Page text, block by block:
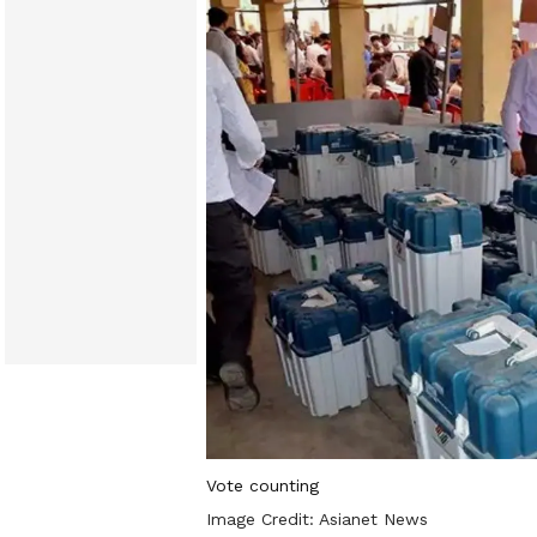
Vote counting
Image Credit: Asianet News